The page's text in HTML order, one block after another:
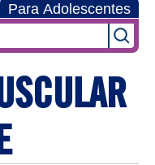
Para Adolescentes